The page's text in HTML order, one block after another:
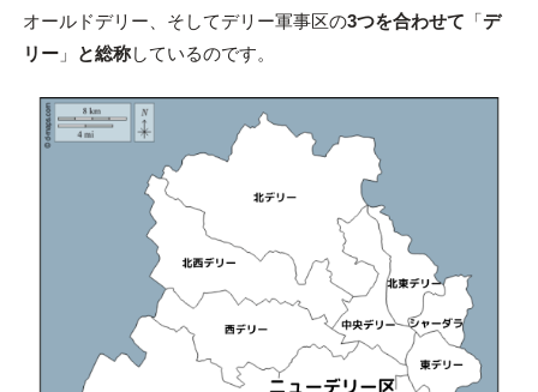
オールドデリー、そしてデリー軍事区の3つを合わせて 「デ
リー」 と総称しているのです。